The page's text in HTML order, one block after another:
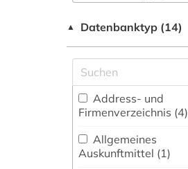
Amerikanistik (52)
Bauingenieur- und
Vermessungswesen
Bibliographien (6)
adressbuch (1)
afrika (2)
afroamerikaner (2)
akademie der
bildenden künste (1)
alain (1)
▲ Datenbanktyp (14)
Address- und
Firmenverzeichnis (4)
Allgemeines
Auskunftmittel (1)